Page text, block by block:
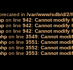
in /var/www/sdb/d/2/
on line 942: Cannot modify
on line 942: Cannot modify
on line 942: Cannot modify
on line 3549: Cannot
on line 3551: Cannot
on line 3552: Cannot
on line 3553: Cannot